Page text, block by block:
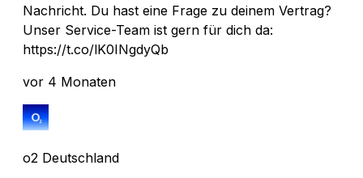
Nachricht. Du hast eine Frage zu deinem Vertrag?
Unser Service-Team ist gern für dich da:
https://t.co/lK0INgdyQb
vor 4 Monaten
o2 Deutschland